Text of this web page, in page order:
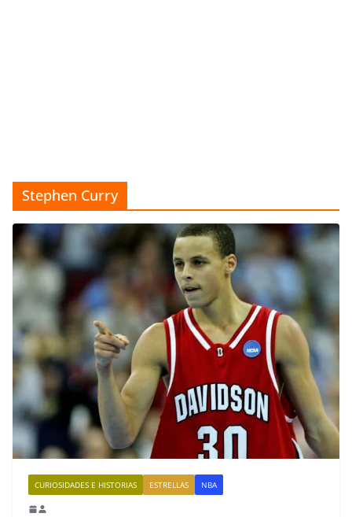
Stephen Curry
CURIOSIDADES E HISTORIAS ESTRELLAS NBA